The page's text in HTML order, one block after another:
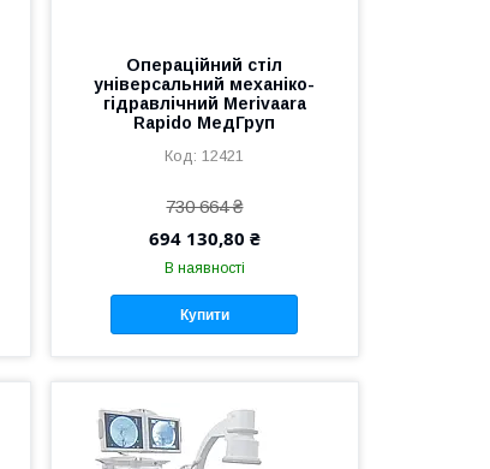
Операційний стіл
універсальний механіко-
гідравлічний Merivaara
Rapido МедГруп
12421
730 664 ₴
694 130,80 ₴
В наявності
Купити